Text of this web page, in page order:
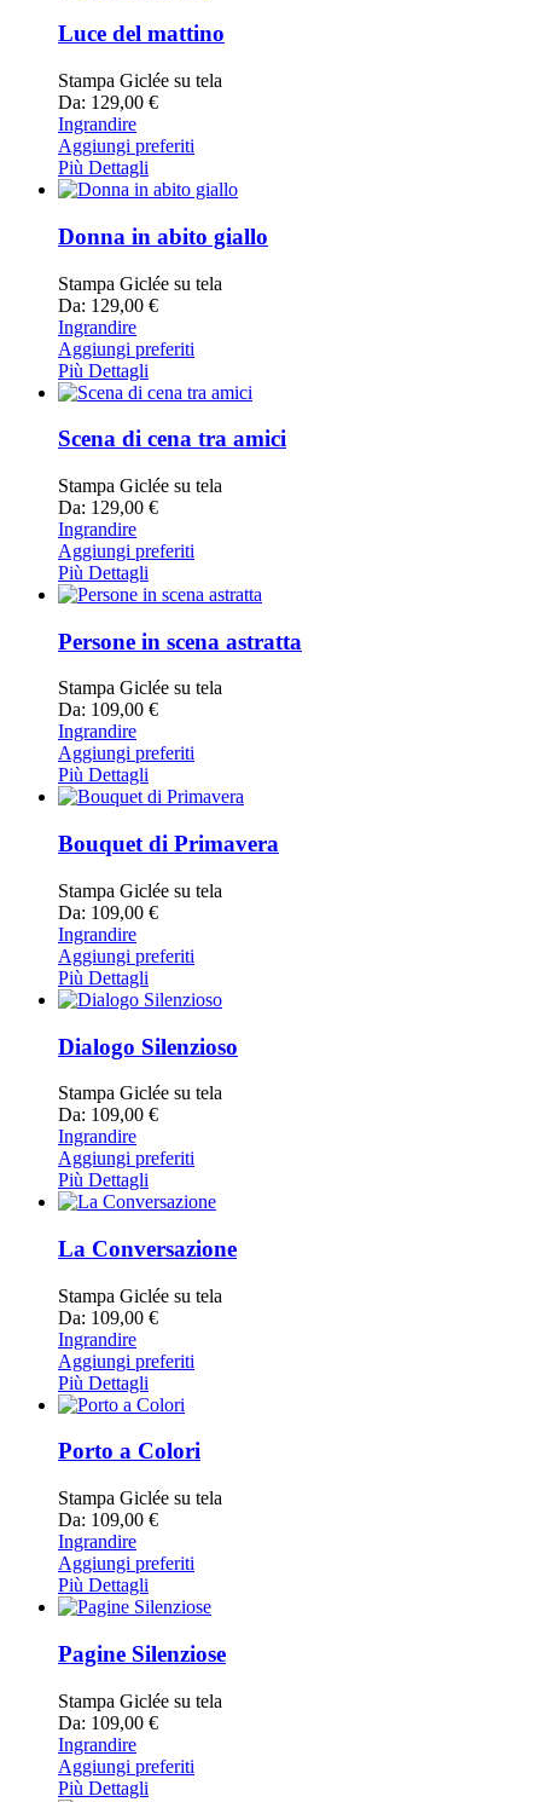
Luce del mattino
Stampa Giclée su tela
Da: 129,00 €
Ingrandire
Aggiungi preferiti
Più Dettagli
Donna in abito giallo
Stampa Giclée su tela
Da: 129,00 €
Ingrandire
Aggiungi preferiti
Più Dettagli
Scena di cena tra amici
Stampa Giclée su tela
Da: 129,00 €
Ingrandire
Aggiungi preferiti
Più Dettagli
Persone in scena astratta
Stampa Giclée su tela
Da: 109,00 €
Ingrandire
Aggiungi preferiti
Più Dettagli
Bouquet di Primavera
Stampa Giclée su tela
Da: 109,00 €
Ingrandire
Aggiungi preferiti
Più Dettagli
Dialogo Silenzioso
Stampa Giclée su tela
Da: 109,00 €
Ingrandire
Aggiungi preferiti
Più Dettagli
La Conversazione
Stampa Giclée su tela
Da: 109,00 €
Ingrandire
Aggiungi preferiti
Più Dettagli
Porto a Colori
Stampa Giclée su tela
Da: 109,00 €
Ingrandire
Aggiungi preferiti
Più Dettagli
Pagine Silenziose
Stampa Giclée su tela
Da: 109,00 €
Ingrandire
Aggiungi preferiti
Più Dettagli